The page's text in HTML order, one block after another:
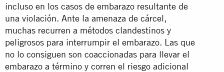
incluso en los casos de embarazo resultante de
una violación. Ante la amenaza de cárcel,
muchas recurren a métodos clandestinos y
peligrosos para interrumpir el embarazo. Las que
no lo consiguen son coaccionadas para llevar el
embarazo a término y corren el riesgo adicional